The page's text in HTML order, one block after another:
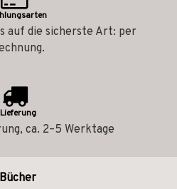
auf die sicherste Art: per
Lieferung
ca. 2–5 Werktage
Bücher